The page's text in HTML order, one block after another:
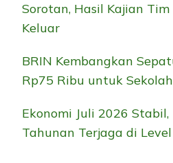
Sorotan, Hasil Kajian
Keluar
BRIN Kembangkan
Rp75 Ribu untuk
Ekonomi Juli 2026 Stabil,
Tahunan Terjaga di